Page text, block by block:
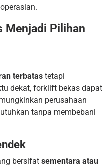
Menjadi Pilihan
terbatas tetapi
dekat, forklift bekas dapat
perusahaan
tanpa membebani
bersifat sementara atau